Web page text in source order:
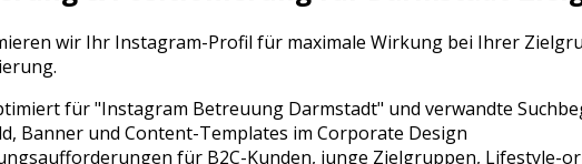
wir Ihr Instagram-Profil für maximale Wirkung bei Ihrer
für "Instagram Betreuung Darmstadt" und verwandte
Banner und Content-Templates im Corporate Design
für B2C-Kunden, junge Zielgruppen, Lifestyle-